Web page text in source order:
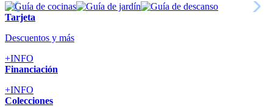
Tarjeta
Descuentos y más
+INFO
Financiación
+INFO
Colecciones